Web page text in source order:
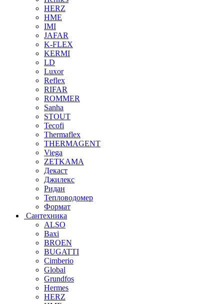
HERZ
HME
IMI
JAFAR
K-FLEX
KERMI
LD
Luxor
Reflex
RIFAR
ROMMER
Sanha
STOUT
Tecofi
Thermaflex
THERMAGENT
Viega
ZETKAMA
Декаст
Джилекс
Ридан
Тепловодомер
Формат
Сантехника
ALSO
Baxi
BROEN
BUGATTI
Cimberio
Global
Grundfos
Hermes
HERZ